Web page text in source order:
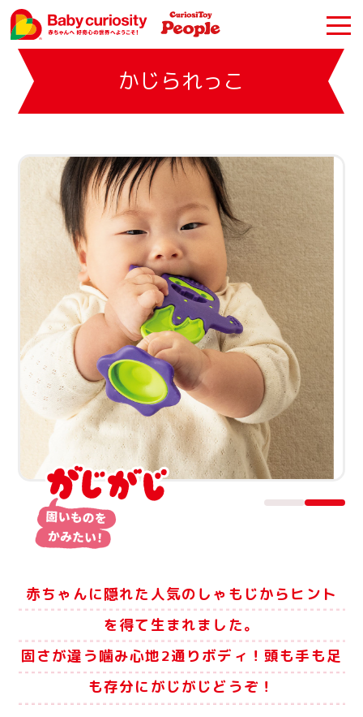
かじられっこ
赤ちゃんに隠れた人気のしゃもじからヒント
を得て生まれました。
固さが違う噛み心地2通りボディ！頭も手も足
も存分にがじがじどうぞ！